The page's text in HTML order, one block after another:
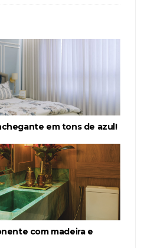
em tons de azul!
com madeira e